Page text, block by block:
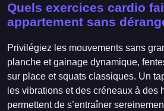
Quels exercices cardio
appartement sans
Privilégiez les mouvements sans
planche et gainage dynamique,
sur place et squats classiques. Un
les vibrations et des créneaux à des
permettent de s’entraîner